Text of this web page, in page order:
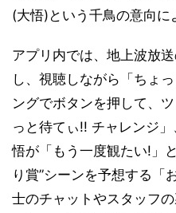
(大悟)という千鳥の意向に
アプリ内では、地上波放
し、視聴しながら「ちょ
ングでボタンを押して、
っと待てぃ!! チャレンジ
悟が「もう一度観たい!」
り賞”シーンを予想する「
士のチャットやスタッフ